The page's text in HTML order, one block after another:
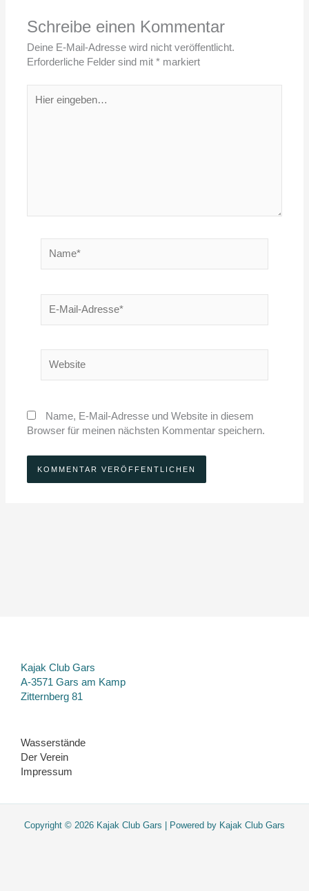
Schreibe einen Kommentar
Deine E-Mail-Adresse wird nicht veröffentlicht.
Erforderliche Felder sind mit* markiert
eingeben…
Mail-
Name, E-Mail-Adresse und Website in diesem
Browser für meinen nächsten Kommentar speichern.
Kajak Club Gars
A-3571 Gars am Kamp
Zitternberg 81
Wasserstände
Der Verein
Impressum
Copyright © 2026 Kajak Club Gars | Powered by Kajak Club Gars